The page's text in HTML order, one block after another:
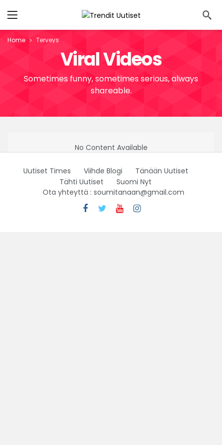
Home Terveys
Viral Videos
Sometimes funny, sometimes serious, always
shareable.
No Content Available
Uutiset Times Viihde Blogi
Tänään Uutiset
Tähti Uutiset
Suomi Nyt
Ota yhteyttä : soumitanaan@gmail.com